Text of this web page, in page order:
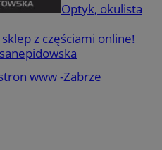
Optyk, okulista
z częściami online!
www -Zabrze